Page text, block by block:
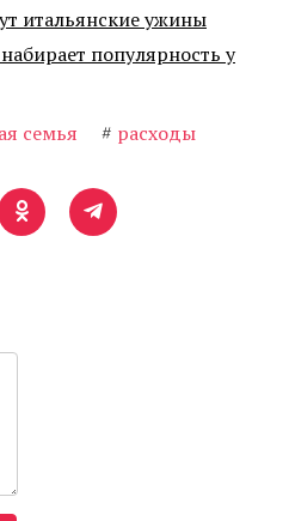
итальянские ужины
популярность у
семья # расходы